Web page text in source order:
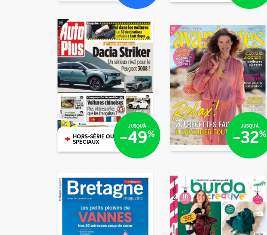
+ HORS-SÉRIE OU N°
SPÉCIAUX
JUSQU'À
-49%
€01
/mois
€81/mois
JUSQU'À
-32%
€30
/mois
/mois
€39